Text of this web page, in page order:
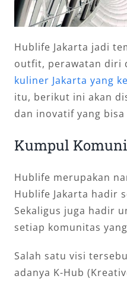
Hublife Jakarta jadi
outfit, perawatan diri
kuliner Jakarta yang
itu, berikut ini akan
dan inovatif yang
Kumpul
Hublife merupakan
Hublife Jakarta hadir
Sekaligus juga hadir
setiap komunitas
Salah satu visi
adanya K-Hub